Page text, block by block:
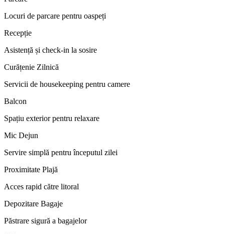
Locuri de parcare pentru oaspeți
Recepție
Asistență și check-in la sosire
Curățenie Zilnică
Servicii de housekeeping pentru camere
Balcon
Spațiu exterior pentru relaxare
Mic Dejun
Servire simplă pentru începutul zilei
Proximitate Plajă
Acces rapid către litoral
Depozitare Bagaje
Păstrare sigură a bagajelor